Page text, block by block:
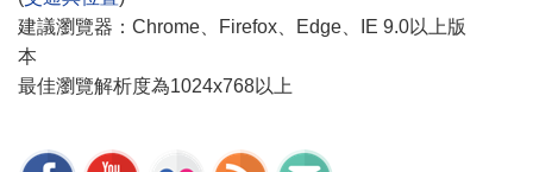
建議瀏覽器：Chrome、Firefox、Edge、IE 9.0以上版
本
最佳瀏覽解析度為1024x768以上